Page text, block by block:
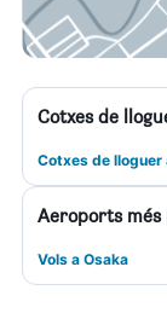
Cotxes de
Cotxes de lloguer
Aeroports
Vols a Osaka